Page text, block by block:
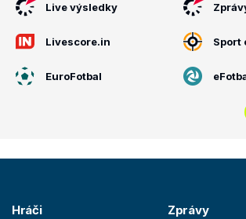
Live výsledky
Livescore.in Sport
EuroFotbal
Hráči Zprávy